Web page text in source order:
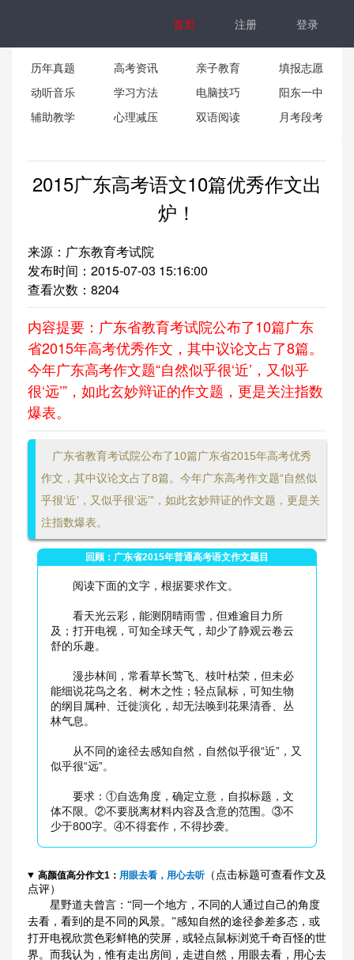
首页 注册 登录
历年真题 高考资讯 亲子教育
填报志愿
动听音乐
学习方法 电脑技巧
阳东一中
辅助教学
心理减压 双语阅读 月考段考
2015广东高考语文10篇优秀作文出
炉！
来源：广东教育考试院
发布时间：2015-07-03 15:16:00
查看次数： 8204
内容提要：广东省教育考试院公布了10篇广东
省2015年高考优秀作文，其中议论文占了8篇。
今年广东高考作文题“自然似乎很‘近’，又似乎
很‘远’”，如此玄妙辩证的作文题，更是关注指数
爆表。
广东省教育考试院公布了10篇广东省2015年高考优秀
作文，其中议论文占了8篇。今年广东高考作文题“自然似
乎很‘近’，又似乎很‘远’”，如此玄妙辩证的作文题，更是关
注指数爆表。
回顾：广东省2015年普通高考语文作文题目
阅读下面的文字，根据要求作文。
看天光云彩，能测阴晴雨雪，但难逾目力所
及；打开电视，可知全球天气，却少了静观云卷云
舒的乐趣。
漫步林间，常看草长莺飞、枝叶枯荣，但未必
能细说花鸟之名、树木之性；轻点鼠标，可知生物
的纲目属种、迁徙演化，却无法唤到花果清香、丛
林气息。
从不同的途径去感知自然，自然似乎很“近”，又
似乎很“远”。
要求：①自选角度，确定立意，自拟标题，文
体不限。②不要脱离材料内容及含意的范围。③不
少于800字。④不得套作，不得抄袭。
高颜值高分作文1： 用眼去看，用心去听（点击标题可查看作文及
点评）
星野道夫曾言：“同一个地方，不同的人通过自己的角度
去看，看到的是不同的风景。”感知自然的途径参差多态，或
打开电视欣赏色彩鲜艳的荧屏，或轻点鼠标浏览千奇百怪的世
界。而我认为，惟有走出房间，走进自然，用眼去看，用心去